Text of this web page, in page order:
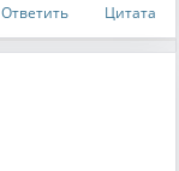
Ответить Цитата